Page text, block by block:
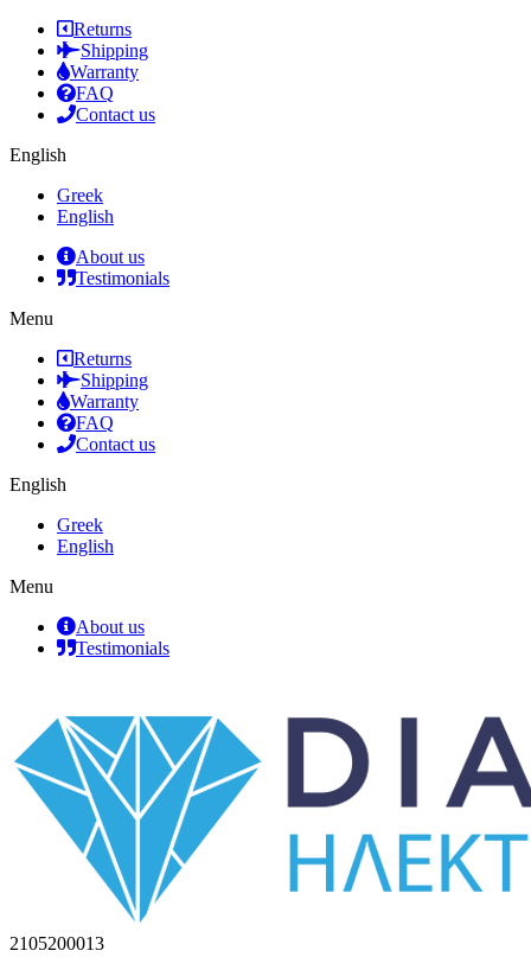
Returns
Shipping
Warranty
FAQ
Contact us
English
Greek
English
About us
Testimonials
Menu
Returns
Shipping
Warranty
FAQ
Contact us
English
Greek
English
Menu
About us
Testimonials
2105200013